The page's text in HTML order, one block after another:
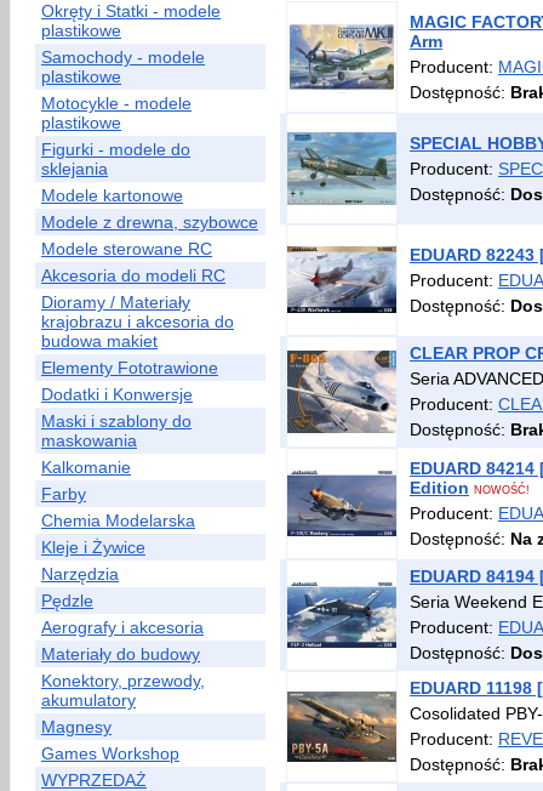
Okręty i Statki - modele
plastikowe
Samochody - modele
plastikowe
Motocykle - modele
plastikowe
Figurki - modele do
sklejania
Modele kartonowe
Modele z drewna, szybowce
Modele sterowane RC
Akcesoria do modeli RC
Dioramy / Materiały
krajobrazu i akcesoria do
budowa makiet
Elementy Fototrawione
Dodatki i Konwersje
Maski i szablony do
maskowania
Kalkomanie
Farby
Chemia Modelarska
Kleje i Żywice
Narzędzia
Pędzle
Aerografy i akcesoria
Materiały do budowy
Konektory, przewody,
akumulatory
Magnesy
Games Workshop
WYPRZEDAŻ
MAGIC
Arm
Producent:
Dostępność:
SPECIAL
Producent:
Dostępność:
EDUARD
Producent:
Dostępność:
CLEAR PROP
Seria
Producent:
Dostępność:
EDUARD
Edition NOWOŚĆ!
Producent:
Dostępność: Na
EDUARD
Seria Weekend
Producent:
Dostępność:
EDUARD
Cosolidated
Producent:
Dostępność: